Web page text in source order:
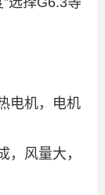
机，电机
风量大，